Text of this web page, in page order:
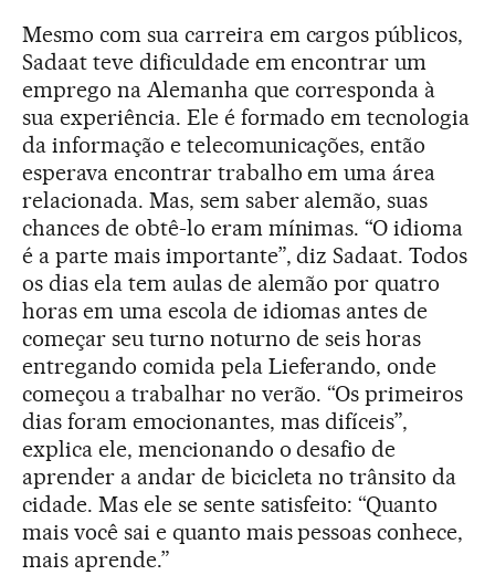
Mesmo com sua carreira em cargos públicos,
Sadaat teve dificuldade em encontrar um
emprego na Alemanha que corresponda à
sua experiência. Ele é formado em tecnologia
da informação e telecomunicações, então
esperava encontrar trabalho em uma área
relacionada. Mas, sem saber alemão, suas
chances de obtê-lo eram mínimas. “O idioma
é a parte mais importante”, diz Sadaat. Todos
os dias ela tem aulas de alemão por quatro
horas em uma escola de idiomas antes de
começar seu turno noturno de seis horas
entregando comida pela Lieferando, onde
começou a trabalhar no verão. “Os primeiros
dias foram emocionantes, mas difíceis”,
explica ele, mencionando o desafio de
aprender a andar de bicicleta no trânsito da
cidade. Mas ele se sente satisfeito: “Quanto
mais você sai e quanto mais pessoas conhece,
mais aprende.”